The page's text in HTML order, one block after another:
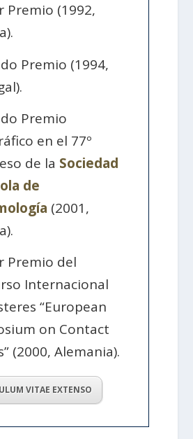
Premio (1992,
Premio (1994,
Premio
en el 77º
de la Sociedad
de
(2001,
Premio del
Internacional
“European
on Contact
(2000, Alemania).
VITAE EXTENSO